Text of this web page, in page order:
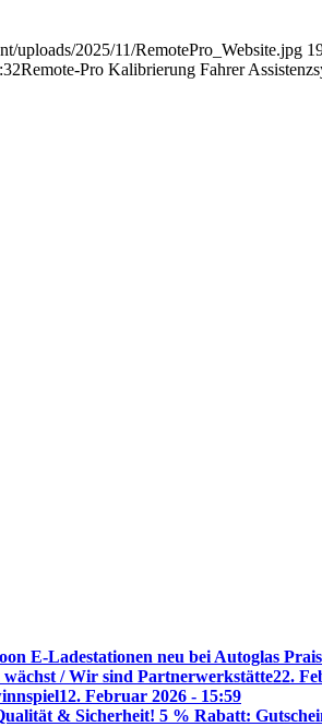
uploads/2025/11/RemotePro_Website.jpg
Remote-Pro Kalibrierung Fahrer
E-Ladestationen neu bei Autoglas
/ Wir sind Partnerwerkstätte22.
12. Februar 2026 - 15:59
& Sicherheit! 5 % Rabatt: